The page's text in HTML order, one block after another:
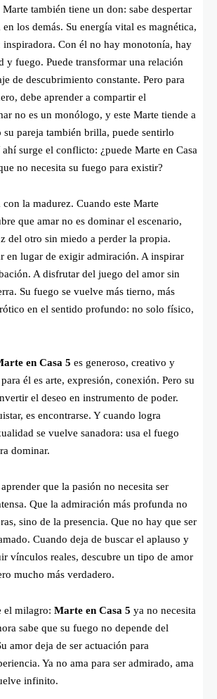
Marte también tiene un don: sabe despertar
los demás. Su energía vital es magnética,
inspiradora. Con él no hay monotonía, hay
y fuego. Puede transformar una relación
de descubrimiento constante. Pero para
debe aprender a compartir el
no es un monólogo, y este Marte tiende a
pareja también brilla, puede sentirlo
surge el conflicto: ¿puede Marte en Casa
no necesita su fuego para existir?
con la madurez. Cuando este Marte
que amar no es dominar el escenario,
del otro sin miedo a perder la propia.
en lugar de exigir admiración. A inspirar
A disfrutar del juego del amor sin
Su fuego se vuelve más tierno, más
en el sentido profundo: no solo físico,
en Casa 5 es generoso, creativo y
él es arte, expresión, conexión. Pero su
el deseo en instrumento de poder.
es encontrarse. Y cuando logra
se vuelve sanadora: usa el fuego
dominar.
que la pasión no necesita ser
Que la admiración más profunda no
sino de la presencia. Que no hay que ser
Cuando deja de buscar el aplauso y
vínculos reales, descubre un tipo de amor
mucho más verdadero.
el milagro: Marte en Casa 5 ya no necesita
sabe que su fuego no depende del
amor deja de ser actuación para
Ya no ama para ser admirado, ama
infinito.